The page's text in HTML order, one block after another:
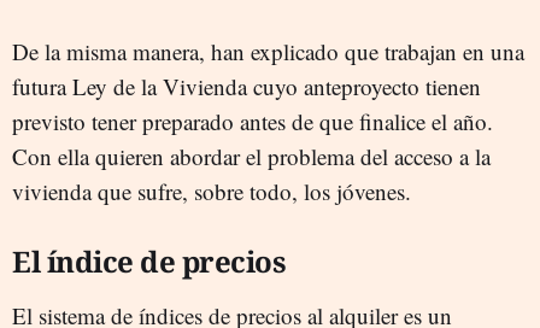
De la misma manera, han explicado que trabajan en una
futura Ley de la Vivienda cuyo anteproyecto tienen
previsto tener preparado antes de que finalice el año.
Con ella quieren abordar el problema del acceso a la
vivienda que sufre, sobre todo, los jóvenes.
El índice de precios
El sistema de índices de precios al alquiler es un